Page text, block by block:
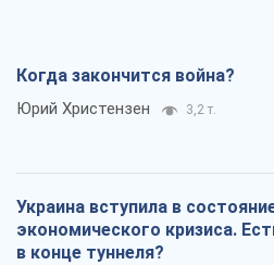
Когда закончится война?
Юрий Христензен 3,2 т.
Украина вступила в
экономического кризиса.
в конце туннеля?